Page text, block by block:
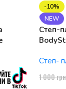
-10%
NEW
Степ-
рівні
Степ-
1 000грн